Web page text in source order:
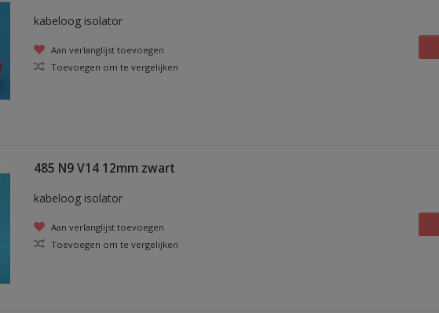
kabeloog isolator
Aan verlanglijst toevoegen
Toevoegen om te vergelijken
485 N9 V14 12mm zwart
kabeloog isolator
Aan verlanglijst toevoegen
Toevoegen om te vergelijken